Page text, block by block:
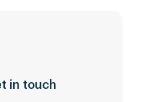
in touch